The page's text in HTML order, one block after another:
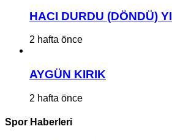
HACI DURDU (DÖNDÜ)
2 hafta önce
AYGÜN KIRIK
2 hafta önce
Spor Haberleri